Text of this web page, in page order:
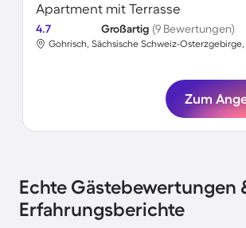
Apartment mit Terrasse
4.7 Großartig (9 Bewertungen)
Zum
Echte Gästebewertungen
Erfahrungsberichte